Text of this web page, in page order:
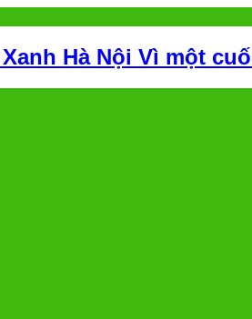
Xanh Hà Nội Vì một